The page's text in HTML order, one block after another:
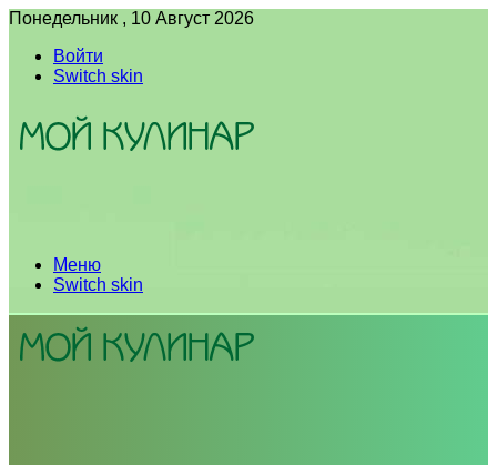
Понедельник , 10 Август 2026
Войти
Switch skin
Меню
Switch skin